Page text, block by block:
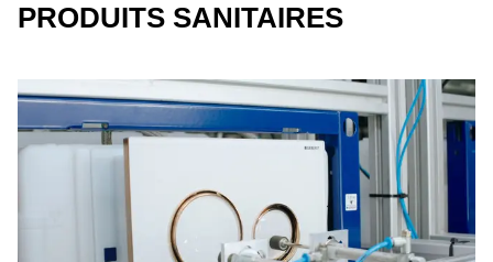
PRODUITS SANITAIRES